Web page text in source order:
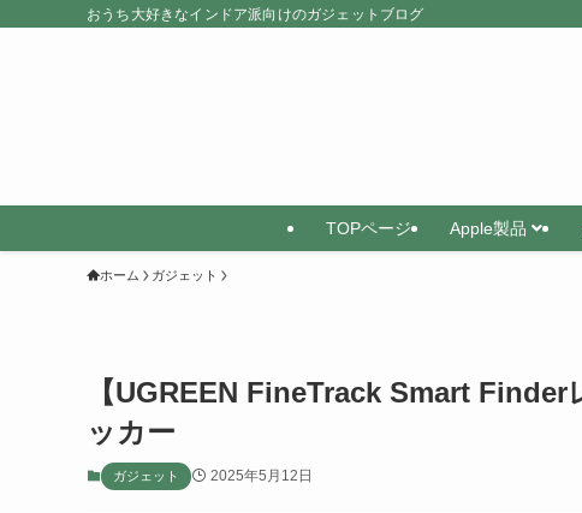
おうち大好きなインドア派向けのガジェットブログ
TOPページ Apple製品
ホーム ガジェット
【UGREEN FineTrack Smart
ッカー
ガジェット 2025年5月12日